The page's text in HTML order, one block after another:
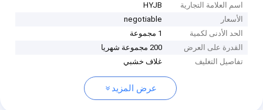
اسم العلامة التجارية
HYJB
الأسعار
negotiable
الحد الأدنى لكمية
1 مجموعة
القدرة على العرض
200 مجموعة شهريا
تفاصيل التغليف
غلاف خشبي
عرض المزيد